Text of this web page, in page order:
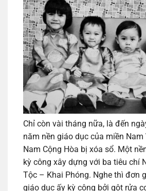
Chỉ còn vài tháng nữa, là đến
năm nền giáo dục của miền
Nam Cộng Hòa bị xóa sổ. Một
kỳ công xây dựng với ba tiêu chí
Tộc – Khai Phóng. Nghe thì đơn
giáo dục ấy kỳ công bởi gột rửa